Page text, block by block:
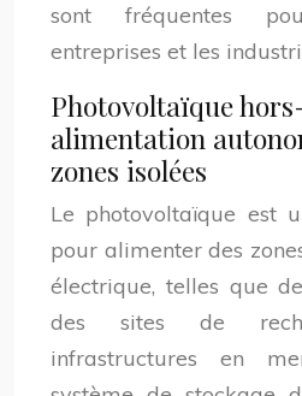
sont fréquentes
entreprises et les
Photovoltaïque
alimentation
zones isolées
Le photovoltaïque est
pour alimenter des
électrique, telles que
des sites de
infrastructures en